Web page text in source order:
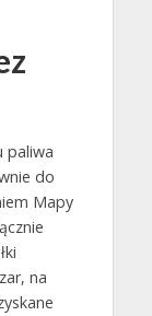
paliwa
do
Mapy
na